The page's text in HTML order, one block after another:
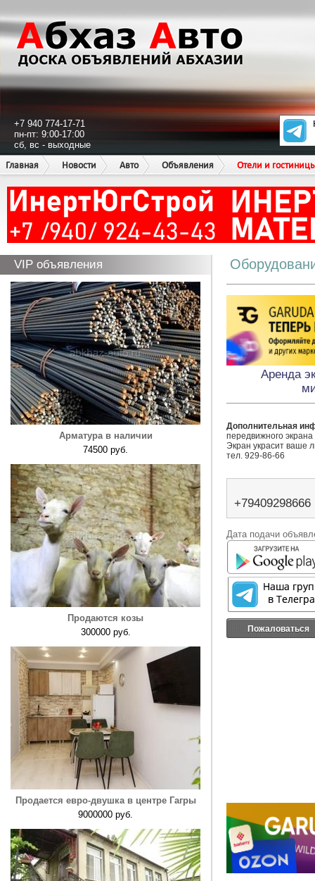
+7 940 774-17-71
пн-пт: 9:00-17:00
сб, вс - выходные
Главная
Новости Авто Объявления Отели и
VIP объявления
Арматура в наличии
74500 руб.
Продаются козы
300000 руб.
Продается евро-двушка в центре Гагры
9000000 руб.
Аренда
Дополнительная
передвижного
Экран украсит ваше
тел. 929-86-66
+79409298666
Дата подачи
Пожаловаться